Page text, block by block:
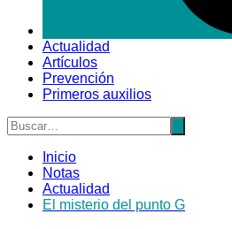
Actualidad
Artículos
Prevención
Primeros auxilios
Inicio
Notas
Actualidad
El misterio del punto G